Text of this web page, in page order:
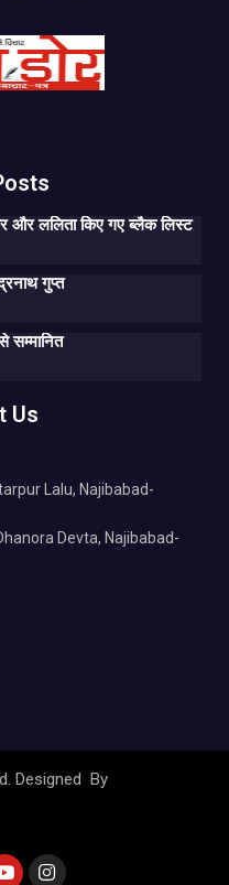
और ललिता किए गए ब्लैक लिस्ट
गुप्त
सम्मानित
Us
Lalu, Najibabad-
Devta, Najibabad-
Designed By